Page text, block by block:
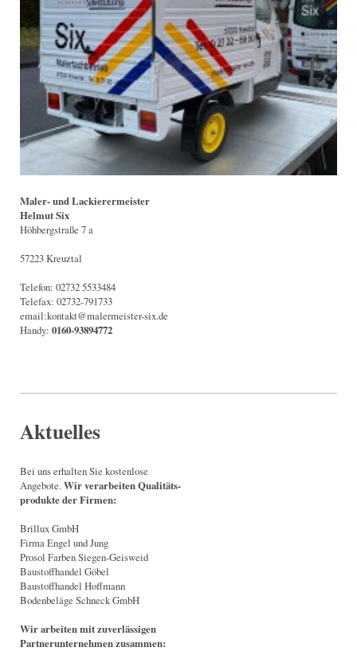
Maler- und Lackierermeister
Helmut Six
Höhbergstraße 7 a
57223 Kreuztal
Telefon: 02732 5533484
Telefax: 02732-791733
email:kontakt@malermeister-six.de
Handy: 0160-93894772
Aktuelles
Bei uns erhalten Sie kostenlose
Angebote.Wir verarbeiten Qualitäts-
produkte der Firmen:
Brillux GmbH
Firma Engel und Jung
Prosol Farben Siegen-Geisweid
Baustoffhandel Göbel
Baustoffhandel Hoffmann
Bodenbeläge Schneck GmbH
Wir arbeiten mit zuverlässigen
Partnerunternehmen zusammen: